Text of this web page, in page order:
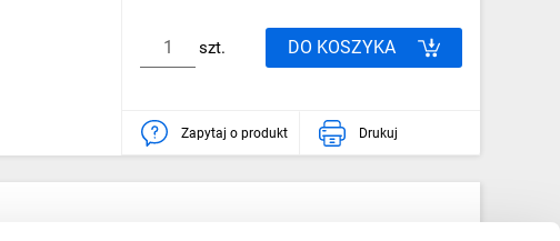
szt. DO KOSZYKA
Zapytaj o produkt Drukuj